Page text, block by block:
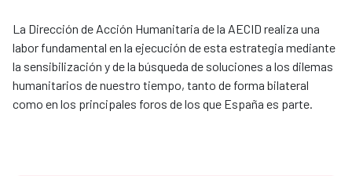
La Dirección de Acción Humanitaria de la AECID realiza una
labor fundamental en la ejecución de esta estrategia mediante
la sensibilización y de la búsqueda de soluciones a los dilemas
humanitarios de nuestro tiempo, tanto de forma bilateral
como en los principales foros de los que España es parte.